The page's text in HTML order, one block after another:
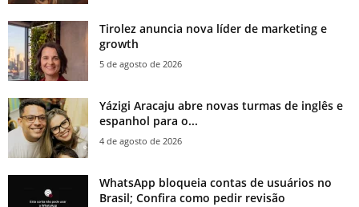
Tirolez anuncia nova líder de marketing e
growth
5 de agosto de 2026
Yázigi Aracaju abre novas turmas de inglês e
espanhol para o...
4 de agosto de 2026
WhatsApp bloqueia contas de usuários no
Brasil; Confira como pedir revisão